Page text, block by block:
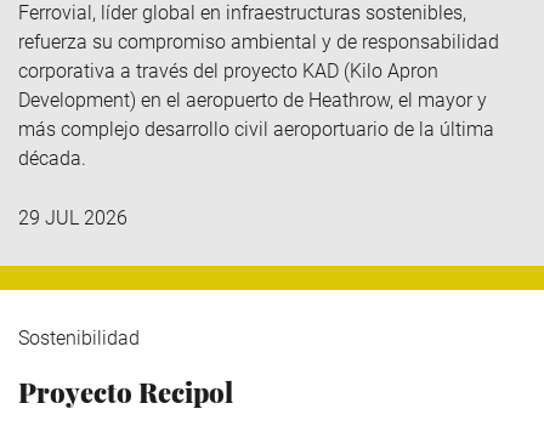
Ferrovial , líder global en infraestructuras sostenibles,
refuerza su compromiso ambiental y de responsabilidad
corporativa a través del proyecto KAD (Kilo Apron
Development) en el aeropuerto de Heathrow, el mayor y
más complejo desarrollo civil aeroportuario de la última
década.
29 JUL 2026
Sostenibilidad
Proyecto Recipol